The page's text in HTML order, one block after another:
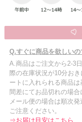
Q.すぐに商品を欲しい
A.商品はご注文から2-3
際の在庫状況が10分お
ートに入れられる商品
間差にてお品切れの場
メール便の場合は順次
ご注意ください。
⇒お届け目安はこちら